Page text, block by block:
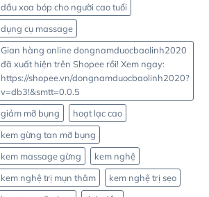
dầu xoa bóp cho người cao tuổi
dụng cụ massage
Gian hàng online dongnamduocbaolinh2020
đã xuất hiện trên Shopee rồi! Xem ngay:
https://shopee.vn/dongnamduocbaolinh2020?
v=db3!&smtt=0.0.5
giảm mỡ bụng
hoạt lạc cao
kem gừng tan mỡ bụng
kem massage gừng
kem nghệ
kem nghệ trị mụn thâm
kem nghệ trị sẹo